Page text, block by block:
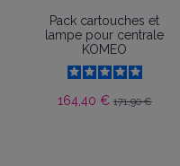
Pack cartouches et
lampe pour centrale
KOMEO
164,40 € 171,90 €